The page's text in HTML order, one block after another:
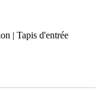
| Tapis d'entrée